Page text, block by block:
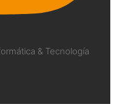
& Tecnología